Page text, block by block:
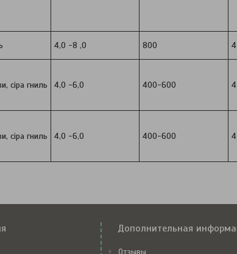
4,0 -8 ,0 800 4
сіра гниль 4,0 -6,0 400-600 4
сіра гниль 4,0 -6,0 400-600 4
Дополнительная
Отзывы